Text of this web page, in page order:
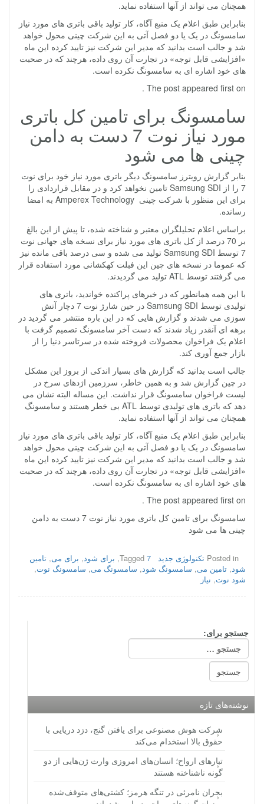
همچنان می تواند از آنها استفاده نماید.
بنابراین طبق اعلام یک منبع آگاه، کار تولید باقی باتری های مورد نیاز
سامسونگ در یک یا دو فصل آتی به این شرکت چینی محول خواهد
شد و جالب است بدانید که مدیر این شرکت نیز تایید کرده این ماه
«افزایشی قابل توجه» در تجارت آن روی داده، هرچند که در صحبت
های خود اشاره ای به سامسونگ نکرده است.
The post appeared first on .
سامسونگ برای تامین کل باتری
مورد نیاز نوت 7 دست به دامن
چینی ها می شود
بنابر گزارش رویترز سامسونگ دیگر باتری مورد نیاز خود برای نوت
7 را از Samsung SDI تامین نخواهد کرد و در مقابل قراردادی را
برای این منظور با شرکت چینی Amperex Technology به امضا
رسانده.
براساس اعلام تحلیلگران معتبر و شناخته شده، تا پیش از این بالغ
بر 70 درصد از کل باتری های مورد نیاز برای نسخه های جهانی نوت
7 توسط Samsung SDI تولید می شده و سی درصد باقی مانده نیز
که عموما در نسخه های چین این فبلت کهکشانی مورد استفاده قرار
می گرفتند توسط ATL تولید می گردیدند.
با این همه همانطور که در خبرهای پراکنده خواندید، باتری های
تولیدی توسط Samsung SDI در حین شارژ نوت 7 دچار آتش
سوزی می شدند و گزارش هایی که در این باره منتشر می گردید در
برهه ای آنقدر زیاد شدند که دست آخر سامسونگ تصمیم گرفت با
اعلام یک فراخوان محصولات فروخته شده در سرتاسر دنیا را از
بازار جمع آوری کند.
جالب است بدانید که گزارش های بسیار اندکی از بروز این مشکل
در چین گزارش شد و به همین خاطر، سرزمین اژدهای سرخ در
لیست فراخوان سامسونگ قرار نداشت. این مساله البته نشان می
دهد که باتری های تولیدی توسط ATL بی خطر هستند و سامسونگ
همچنان می تواند از آنها استفاده نماید.
بنابراین طبق اعلام یک منبع آگاه، کار تولید باقی باتری های مورد نیاز
سامسونگ در یک یا دو فصل آتی به این شرکت چینی محول خواهد
شد و جالب است بدانید که مدیر این شرکت نیز تایید کرده این ماه
«افزایشی قابل توجه» در تجارت آن روی داده، هرچند که در صحبت
های خود اشاره ای به سامسونگ نکرده است.
The post appeared first on .
سامسونگ برای تامین کل باتری مورد نیاز نوت 7 دست به دامن
چینی ها می شود
Posted in تکنولوژی جدید Tagged 7
, برای شود, برای می, تامین
شود, تامین می, سامسونگ شود, سامسونگ می, سامسونگ نوت,
شود نوت, نیاز
جستجو برای:
نوشته‌های تازه
شرکت هوش مصنوعی برای یافتن گنج، دزد دریایی با
حقوق بالا استخدام می‌کند
تبارهای ارواح؛ انسان‌های امروزی وارث ژن‌هایی از دو
گونه ناشناخته هستند
بحران نامرئی در تنگه هرمز؛ کشتی‌های متوقف‌شده